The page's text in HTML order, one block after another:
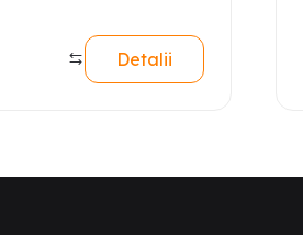
Detalii